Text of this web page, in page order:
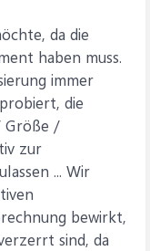
da die
haben muss.
immer
die
Größe /
zur
... Wir
bewirkt,
sind, da